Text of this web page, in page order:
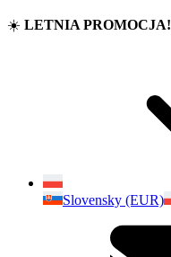
☀️ LETNIA PROMOCJA!
Slovensky (EUR)